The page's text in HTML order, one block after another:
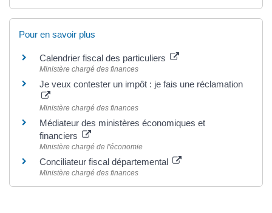
Pour en savoir plus
Calendrier fiscal des particuliers
Ministère chargé des finances
Je veux contester un impôt : je fais une réclamation
Ministère chargé des finances
Médiateur des ministères économiques et
financiers
Ministère chargé de l'économie
Conciliateur fiscal départemental
Ministère chargé des finances